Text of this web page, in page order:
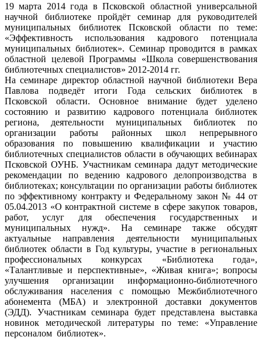
19 марта 2014 года в Псковской областной универсальной
научной библиотеке пройдёт семинар для руководителей
муниципальных библиотек Псковской области по теме:
«Эффективность использования кадрового потенциала
муниципальных библиотек». Семинар проводится в рамках
областной целевой Программы «Школа совершенствования
библиотечных специалистов» 2012-2014 гг.
На семинаре директор областной научной библиотеки Вера
Павлова подведёт итоги Года сельских библиотек в
Псковской области. Основное внимание будет уделено
состоянию и развитию кадрового потенциала библиотек
региона, деятельности муниципальных библиотек по
организации работы районных школ непрерывного
образования по повышению квалификации и участию
библиотечных специалистов области в обучающих вебинарах
Псковской ОУНБ. Участникам семинара дадут методические
рекомендации по ведению кадрового делопроизводства в
библиотеках; консультации по организации работы библиотек
по эффективному контракту и Федеральному закон № 44 от
05.04.2013 «О контрактной системе в сфере закупок товаров,
работ, услуг для обеспечения государственных и
муниципальных нужд». На семинаре также обсудят
актуальные направления деятельности муниципальных
библиотек области в Год культуры, участие в региональных
профессиональных конкурсах «Библиотека года»,
«Талантливые и перспективные», «Живая книга»; вопросы
улучшения организации информационно-библиотечного
обслуживания населения с помощью Межбиблиотечного
абонемента (МБА) и электронной доставки документов
(ЭДД). Участникам семинара будет представлена выставка
новинок методической литературы по теме: «Управление
персоналом библиотек».